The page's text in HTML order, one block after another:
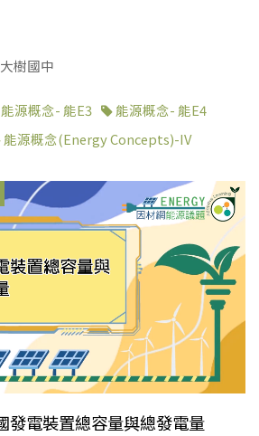
樹國中
能源概念- 能E3
能源概念- 能E4
能源概念(Energy Concepts)-IV
發電裝置總容量與總發電量